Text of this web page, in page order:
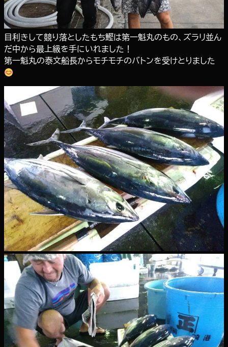
目利きして競り落としたもち鰹は第一魁丸のもの、ズラリ並ん
だ中から最上級を手にいれました！
第一魁丸の泰文船長からモチモチのバトンを受けとりました